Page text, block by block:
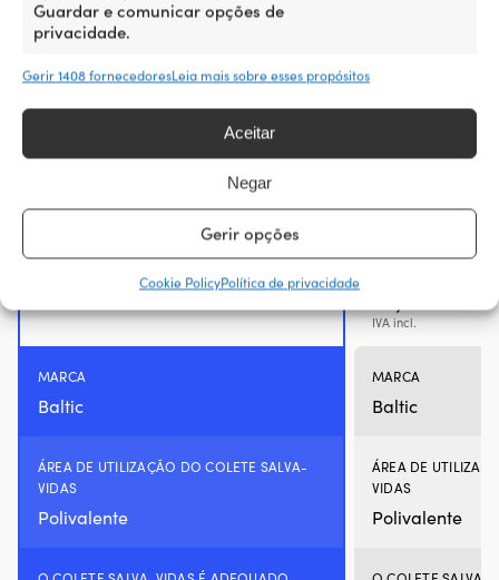
Guardar e comunicar opções de
privacidade.
Gerir 1408 fornecedoresLeia mais sobre esses propósitos
Aceitar
Negar
Gerir opções
Cookie PolicyPolítica de privacidade
Colete salva-vidas Baltic Pro Sailor
Colete salva-
IVA incl.
MARCA
Baltic
MARCA
Baltic
ÁREA DE UTILIZAÇÃO DO COLETE SALVA-
VIDAS
Polivalente
ÁREA DE
VIDAS
Polivalente